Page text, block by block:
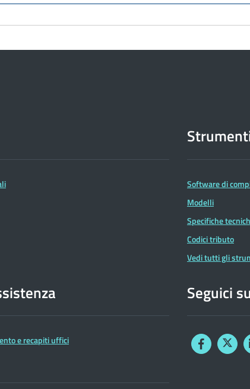
Software di
Modelli
Specifiche
Codici tributo
Vedi tutti gli
e recapiti uffici
Seguici su
Facebook